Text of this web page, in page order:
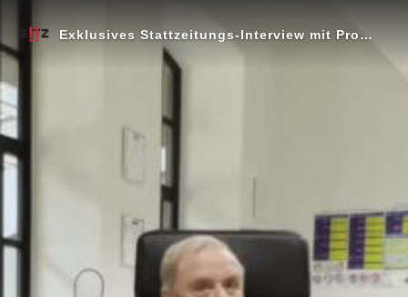
Exklusives Stattzeitungs-Interview mit Prof. Dr. med. Arne Burkhardt am 07.02.2023 in Reutlingen